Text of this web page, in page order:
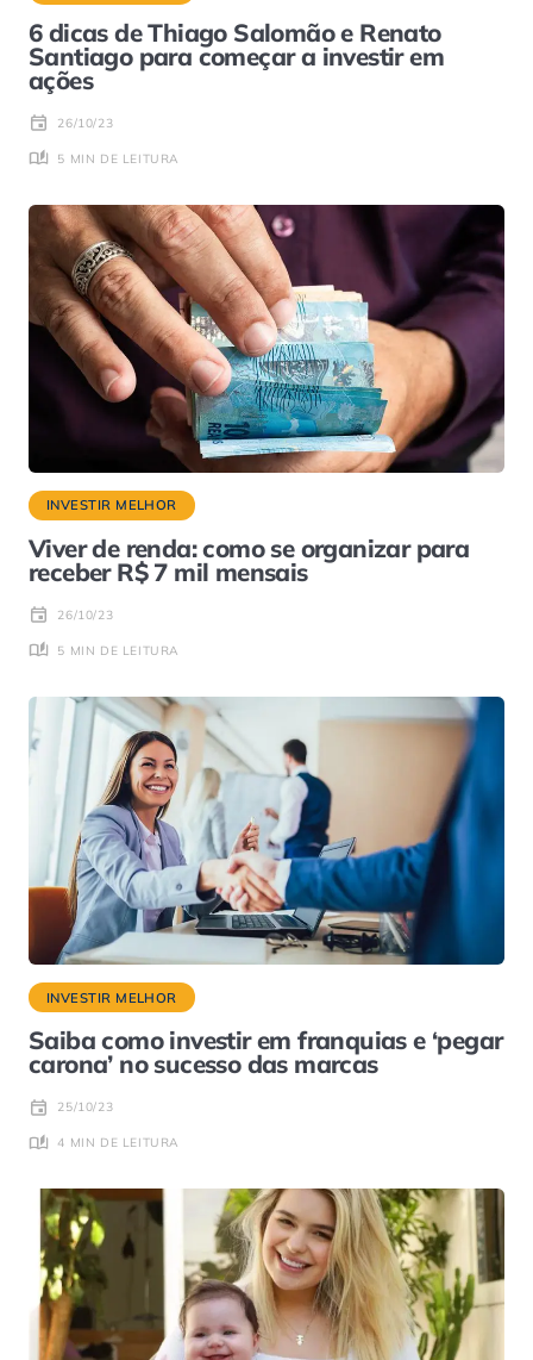
6 dicas de Thiago Salomão e Renato
Santiago para começar a investir em
ações
26/10/23
5 MIN DE LEITURA
INVESTIR MELHOR
Viver de renda: como se organizar para
receber R$ 7 mil mensais
26/10/23
5 MIN DE LEITURA
INVESTIR MELHOR
Saiba como investir em franquias e ‘pegar
carona’ no sucesso das marcas
25/10/23
4 MIN DE LEITURA